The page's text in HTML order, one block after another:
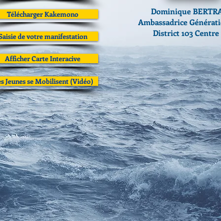
Télécharger Kakemono
de votre manifestation
Afficher Carte Interacive
Jeunes se Mobilisent (Vidéo)
Dominique
Ambassadrice
District 103 Centre